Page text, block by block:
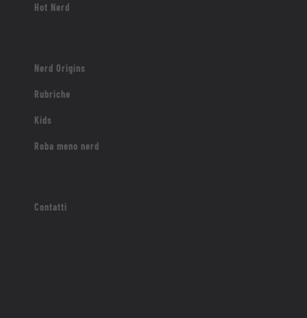
Hot Nerd
Nerd Origins
Rubriche
Kids
Roba meno nerd
Contatti